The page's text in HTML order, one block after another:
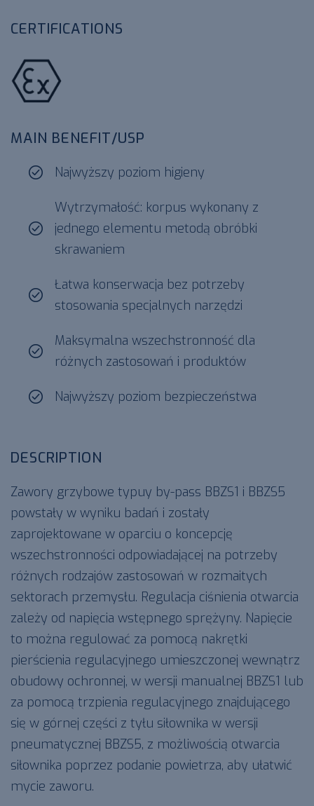
CERTIFICATIONS
MAIN BENEFIT/USP
Najwyższy poziom higieny
Wytrzymałość: korpus wykonany z
jednego elementu metodą obróbki
skrawaniem
Łatwa konserwacja bez potrzeby
stosowania specjalnych narzędzi
Maksymalna wszechstronność dla
różnych zastosowań i produktów
Najwyższy poziom bezpieczeństwa
DESCRIPTION
Zawory grzybowe typuy by-pass BBZS1 i BBZS5
powstały w wyniku badań i zostały
zaprojektowane w oparciu o koncepcję
wszechstronności odpowiadającej na potrzeby
różnych rodzajów zastosowań w rozmaitych
sektorach przemysłu. Regulacja ciśnienia otwarcia
zależy od napięcia wstępnego sprężyny. Napięcie
to można regulować za pomocą nakrętki
pierścienia regulacyjnego umieszczonej wewnątrz
obudowy ochronnej, w wersji manualnej BBZS1 lub
za pomocą trzpienia regulacyjnego znajdującego
się w górnej części z tyłu siłownika w wersji
pneumatycznej BBZS5, z możliwością otwarcia
siłownika poprzez podanie powietrza, aby ułatwić
mycie zaworu.